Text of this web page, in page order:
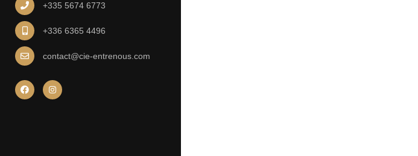
+335 5674 6773
+336 6365 4496
contact@cie-entrenous.com